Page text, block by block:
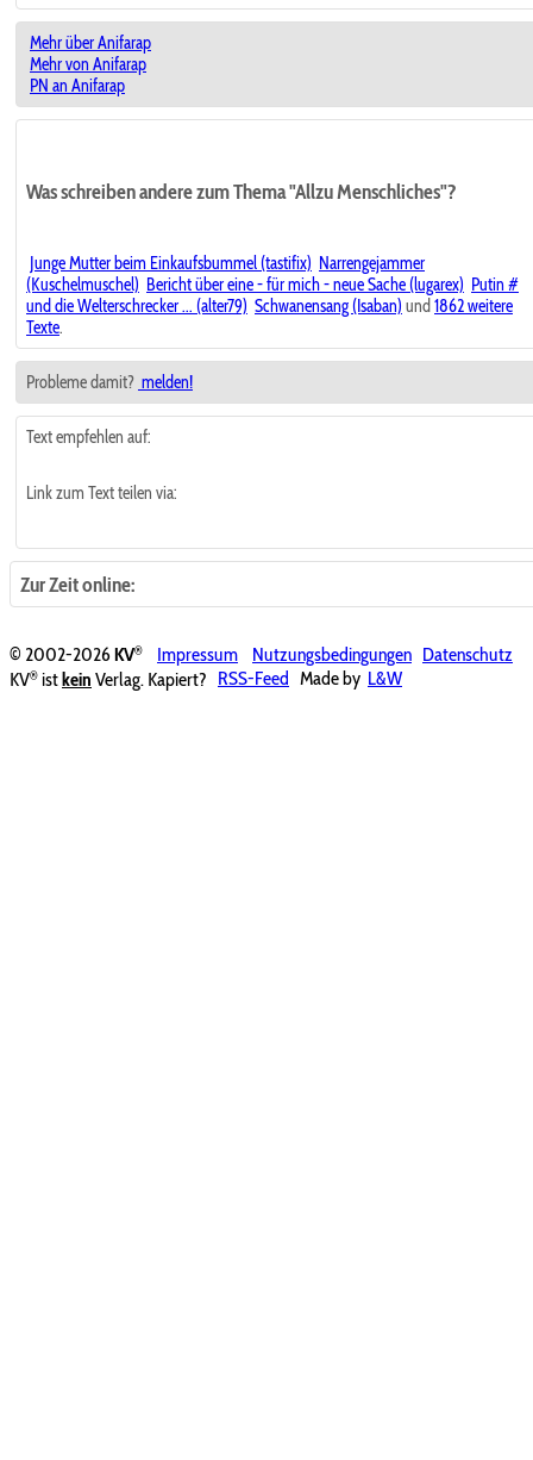
Mehr über Anifarap
Mehr von Anifarap
PN an Anifarap
Was schreiben andere zum Thema "Allzu Menschliches"?
Junge Mutter beim Einkaufsbummel (tastifix) Narrengejammer
(Kuschelmuschel) Bericht über eine - für mich - neue Sache (lugarex) Putin #
und die Welterschrecker ... (alter79) Schwanensang (Isaban) und 1862 weitere
Texte.
Probleme damit? melden!
Text empfehlen auf:
Link zum Text teilen via:
Zur Zeit online:
© 2002-2026KV® Impressum Nutzungsbedingungen Datenschutz
KV® istkein Verlag. Kapiert? RSS-Feed Made by L&W